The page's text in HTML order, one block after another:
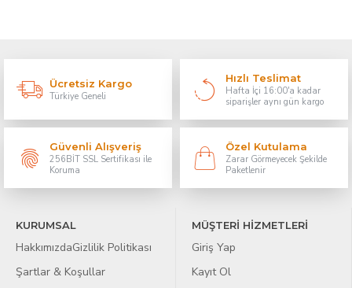
Ücretsiz Kargo
Türkiye Geneli
Hızlı Teslimat
Hafta İçi 16:00'a kadar
siparişler aynı gün kargo
Güvenli Alışveriş
256BİT SSL Sertifikası ile
Koruma
Özel Kutulama
Zarar Görmeyecek Şekilde
Paketlenir
KURUMSAL
HakkımızdaGizlilik Politikası
Şartlar & Koşullar
MÜŞTERİ HİZMETLERİ
Giriş Yap
Kayıt Ol